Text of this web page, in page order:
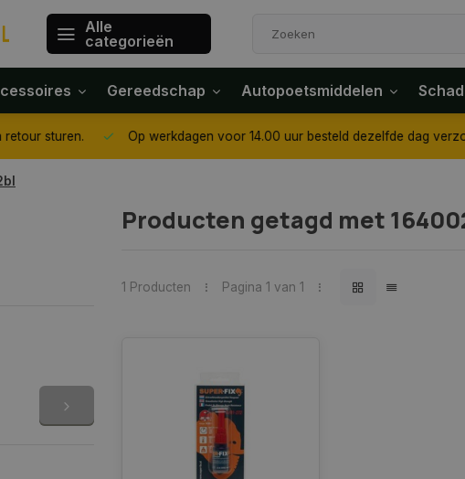
Alle
categorieën
Gereedschap Autopoetsmiddelen
Op werkdagen voor 14.00 uur besteld dezelfde dag verzonden,
Producten getagd met
1 Producten Pagina 1 van 1